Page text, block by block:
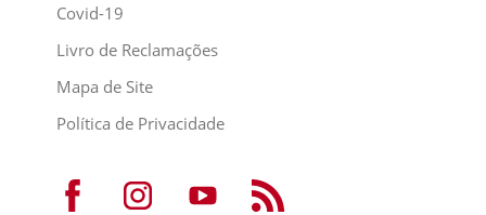
Covid-19
Livro de Reclamações
Mapa de Site
Política de Privacidade